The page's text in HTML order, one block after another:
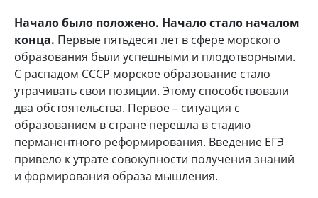
Начало было положено. Начало стало началом
конца. Первые пятьдесят лет в сфере морского
образования были успешными и плодотворными.
С распадом СССР морское образование стало
утрачивать свои позиции. Этому способствовали
два обстоятельства. Первое – ситуация с
образованием в стране перешла в стадию
перманентного реформирования. Введение ЕГЭ
привело к утрате совокупности получения знаний
и формирования образа мышления.